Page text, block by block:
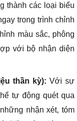
thành các loại biểu
trong trình chỉnh
màu sắc, phông
với bộ nhận diện
thần kỳ): Với sự
tự động quét qua
nhận xét, tóm